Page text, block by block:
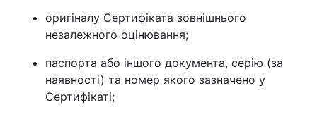
Відео з Youtube Статті
Інтерв'ю Думки
Архів
оригіналу Сертифіката зовнішнього
незалежного оцінювання;
паспорта або іншого документа, серію (за
наявності) та номер якого зазначено у
Сертифікаті;